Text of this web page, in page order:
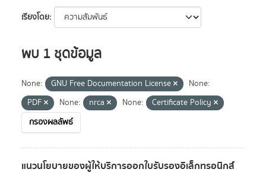
เรียงโดย
พบ 1 ชุดข้อมูล
None: GNU Free Documentation License
None:
PDF
None: nrca None:
Certificate Policy
กรองผลลัพธ์
แนวนโยบายของผู้ให้บริการออกใบรับรองอิเล็กทรอนิกส์